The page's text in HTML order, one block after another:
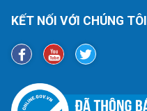
KẾT NỐI VỚI CHÚNG TÔI